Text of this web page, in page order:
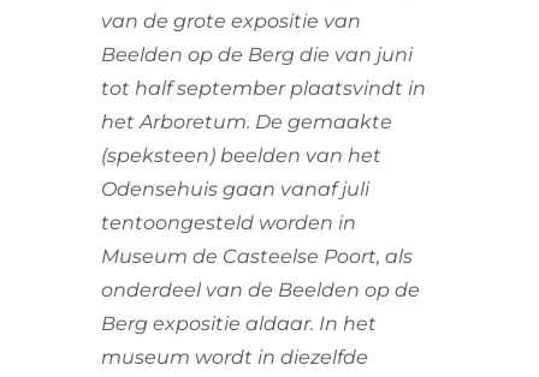
van de grote expositie van
Beelden op de Berg die van juni
tot half september plaatsvindt in
het Arboretum. De gemaakte
(speksteen) beelden van het
Odensehuis gaan vanaf juli
tentoongesteld worden in
Museum de Casteelse Poort, als
onderdeel van de Beelden op de
Berg expositie aldaar. In het
museum wordt in diezelfde